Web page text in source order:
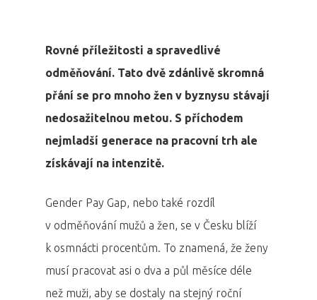
Rovné příležitosti a spravedlivé
odměňování. Tato dvě zdánlivě skromná
přání se pro mnoho žen v byznysu stávají
nedosažitelnou metou. S příchodem
nejmladší generace na pracovní trh ale
získávají na intenzitě.
Gender Pay Gap, nebo také rozdíl
v odměňování mužů a žen, se v Česku blíží
k osmnácti procentům. To znamená, že ženy
musí pracovat asi o dva a půl měsíce déle
než muži, aby se dostaly na stejný roční